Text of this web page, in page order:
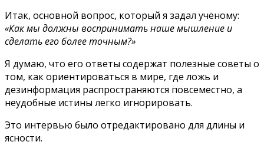
Итак, основной вопрос, который я задал учёному:
«Как мы должны воспринимать наше мышление и
сделать его более точным?»
Я думаю, что его ответы содержат полезные советы о
том, как ориентироваться в мире, где ложь и
дезинформация распространяются повсеместно, а
неудобные истины легко игнорировать.
Это интервью было отредактировано для длины и
ясности.